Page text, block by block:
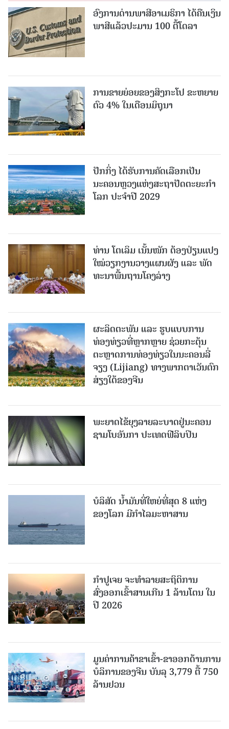
ອົງການດ່ານພາສີອາເມຣິກາ ໄດ້ຄືນເງິນ
ພາສີແລ້ວປະມານ 100 ຕື້ໂດລາ
ການຂາຍຍ່ອຍຂອງສິງກະໂປ ຂະຫຍາຍ
ຕົວ 4% ໃນເດືອນມິຖຸນາ
ປັກກິ່ງ ໄດ້ຮັບການຄັດເລືອກເປັນ
ນະຄອນຫຼວງແຫ່ງສະຖາປັດຕະຍະກຳ
ໂລກ ປະຈຳປີ 2029
ທ່ານ ໂຕ​ເລິມ ເນັ້ນໜັກ ຕ້ອງ​ປ່ຽນ​ແປງ​
ໃໝ່​ວຽກ​ງານ​ວາງ​ແຜນ​ຜັງ ແລະ ​ພັດ​
ທະ​ນາ​ພື້ນ​ຖານ​ໂຄງ​ລ່າງ
ຜະລິດຕະພັນ ແລະ ຮູບແບບການ
ທ່ອງທ່ຽວທີ່ຫຼາກຫຼາຍ ຊ່ວຍກະຕຸ້ນ
ຕະຫຼາດການທ່ອງທ່ຽວໃນນະຄອນລີ່
ຈຽງ (Lijiang) ທາງພາກຕາເວັນຕົກ
ສ່ຽງໃຕ້ຂອງຈີນ
ພະຍາດໄຂ້ຍຸງລາຍລະບາດຢູ່ນະຄອນ
ຊາມໂບ​ອັນກາ ປະເທດຟີລິບປິນ
ບໍລິສັດ ນ້ຳມັນທີ່ໃຫຍ່ທີ່ສຸດ 8 ແຫ່ງ
ຂອງໂລກ ມີກຳໄລມະຫາສານ
ກຳປູເຈຍ ຈະທຳລາຍສະຖິຕິການ
ສົ່ງອອກເຂົ້າສານເກີນ 1 ລ້ານໂຕນ ໃນ
ປີ 2026
ມູນຄ່າການຄ້າຂາເຂົ້າ-ຂາອອກດ້ານການ
ບໍລິການຂອງຈີນ ບັນລຸ 3,779 ຕື້ 750
ລ້ານຢວນ